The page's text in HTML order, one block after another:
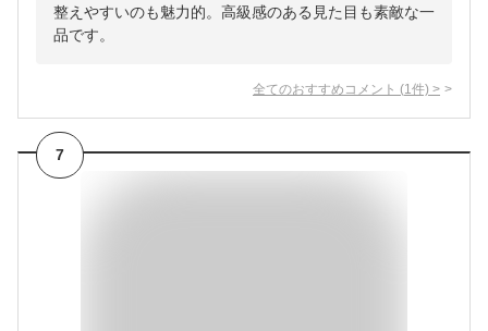
整えやすいのも魅力的。高級感のある見た目も素敵な一
品です。
全てのおすすめコメント (1 件) >
7